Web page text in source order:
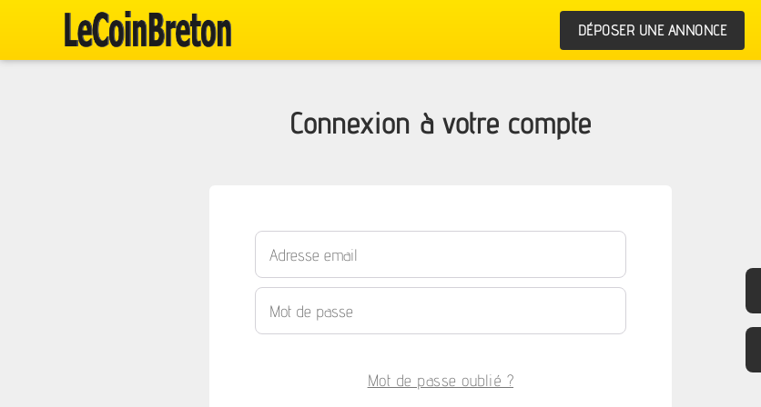
DÉPOSER UNE ANNONCE
Connexion à votre compte
Mot de passe oublié ?